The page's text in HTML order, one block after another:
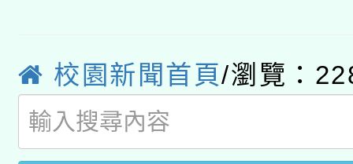
薪期間赴陸應申請許可
業技術研究院辦理「
用水績優單位及節水達
115年8月22日(星期六
桃園市孔廟祈福系列
2026年桃園地景藝術
校園新聞首頁/瀏覽：